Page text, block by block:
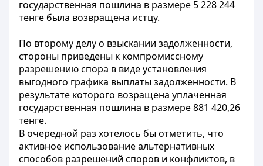
государственная пошлина в размере 5 228 244
тенге была возвращена истцу.
По второму делу о взыскании задолженности,
стороны приведены к компромиссному
разрешению спора в виде установления
выгодного графика выплаты задолженности. В
результате которого возращена уплаченная
государственная пошлина в размере 881 420,26
тенге.
В очередной раз хотелось бы отметить, что
активное использование альтернативных
способов разрешений споров и конфликтов, в